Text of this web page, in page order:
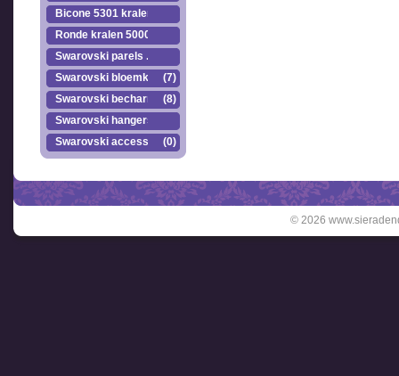
Bicone 5301 kralen.
Ronde kralen 5000
Swarovski parels ..
Swarovski bloemkr..
(7)
Swarovski becharmed(8)
Swarovski hangers
Swarovski accesso..
(0)
© 2026